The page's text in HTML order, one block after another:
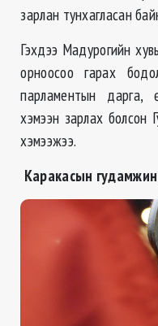
зарлан тунхагласан
Гэхдээ Мадурогийн
орноосоо гарах
парламентын дарга,
хэмээн зарлах болсон
хэмээжээ.
Каракасын